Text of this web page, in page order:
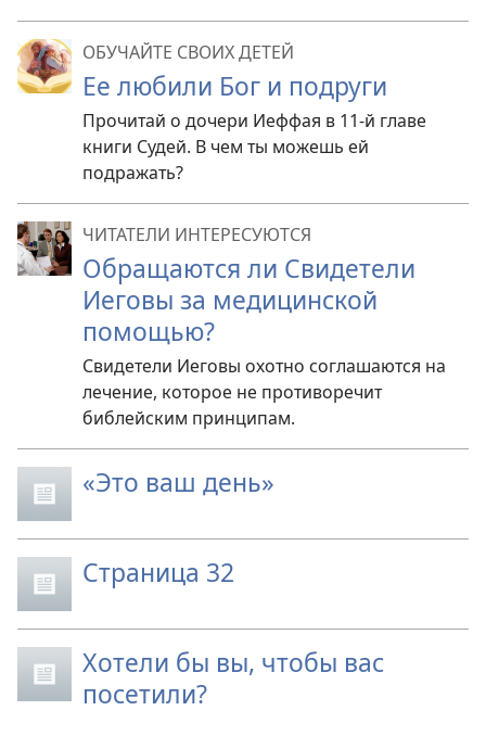
ОБУЧАЙТЕ СВОИХ ДЕТЕЙ
Ее любили Бог и подруги
Прочитай о дочери Иеффая в 11-й главе
книги Судей. В чем ты можешь ей
подражать?
ЧИТАТЕЛИ ИНТЕРЕСУЮТСЯ
Обращаются ли Свидетели
Иеговы за медицинской
помощью?
Свидетели Иеговы охотно соглашаются на
лечение, которое не противоречит
библейским принципам.
«Это ваш день»
Страница 32
Хотели бы вы, чтобы вас
посетили?